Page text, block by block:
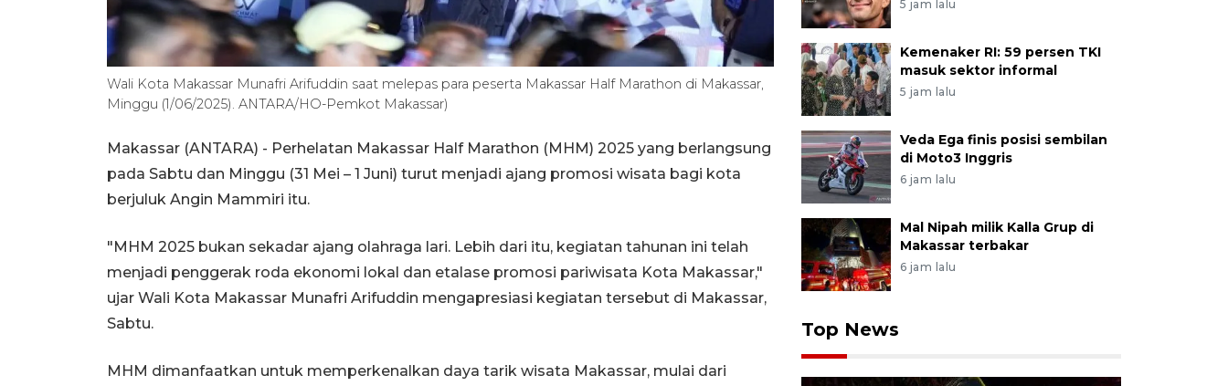
Wali Kota Makassar Munafri Arifuddin saat melepas para peserta Makassar Half Marathon di Makassar,
Minggu (1/06/2025). ANTARA/HO-Pemkot Makassar)
Makassar (ANTARA) - Perhelatan Makassar Half Marathon (MHM) 2025 yang berlangsung
pada Sabtu dan Minggu (31 Mei – 1 Juni) turut menjadi ajang promosi wisata bagi kota
berjuluk Angin Mammiri itu.
"MHM 2025 bukan sekadar ajang olahraga lari. Lebih dari itu, kegiatan tahunan ini telah
menjadi penggerak roda ekonomi lokal dan etalase promosi pariwisata Kota Makassar,"
ujar Wali Kota Makassar Munafri Arifuddin mengapresiasi kegiatan tersebut di Makassar,
Sabtu.
MHM dimanfaatkan untuk memperkenalkan daya tarik wisata Makassar, mulai dari
5 jam lalu
Kemenaker RI: 59 persen TKI
masuk sektor informal
5 jam lalu
Veda Ega finis posisi sembilan
di Moto3 Inggris
6 jam lalu
Mal Nipah milik Kalla Grup di
Makassar terbakar
6 jam lalu
Top News